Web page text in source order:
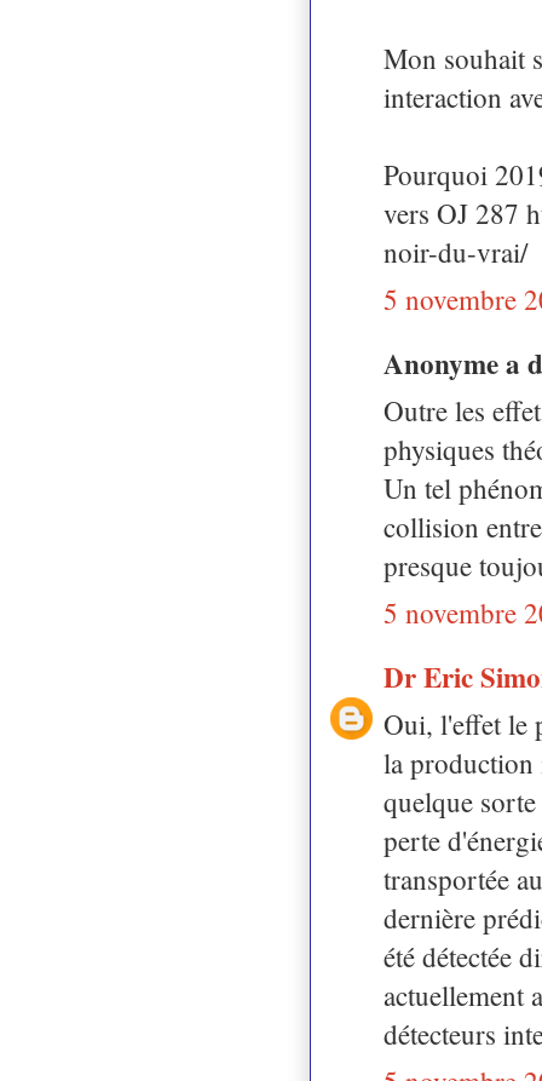
Mon souhait
interaction
Pourquoi
vers OJ 287
noir-du-vrai/
5 novembre
Anonyme a
Outre les
physiques
Un tel
collision
presque
5 novembre
Dr Eric
Oui, l'effet le
la production
quelque
perte
transportée
dernière
été détectée
actuellement
détecteurs